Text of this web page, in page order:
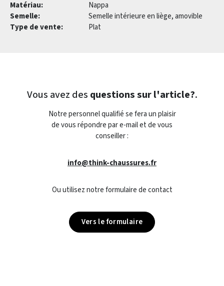
Matériau:
Nappa
Semelle:
Semelle intérieure en liège, amovible
Type de vente:
Plat
Vous avez des questions sur l'article?.
Notre personnel qualifié se fera un plaisir
de vous répondre par e-mail et de vous
conseiller :
info@think-chaussures.fr
Ou utilisez notre formulaire de contact
Vers le formulaire